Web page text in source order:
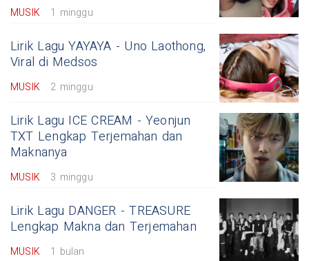
MUSIK 1 minggu
Lirik Lagu YAYAYA - Uno Laothong,
Viral di Medsos
MUSIK 2 minggu
Lirik Lagu ICE CREAM - Yeonjun
TXT Lengkap Terjemahan dan
Maknanya
MUSIK 3 minggu
Lirik Lagu DANGER - TREASURE
Lengkap Makna dan Terjemahan
MUSIK 1 bulan